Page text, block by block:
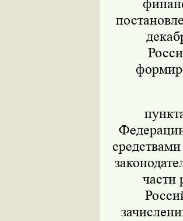
части